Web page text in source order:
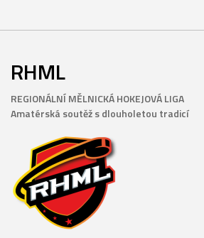
RHML
REGIONÁLNÍ MĚLNICKÁ HOKEJOVÁ LIGA
Amatérská soutěž s dlouholetou tradicí